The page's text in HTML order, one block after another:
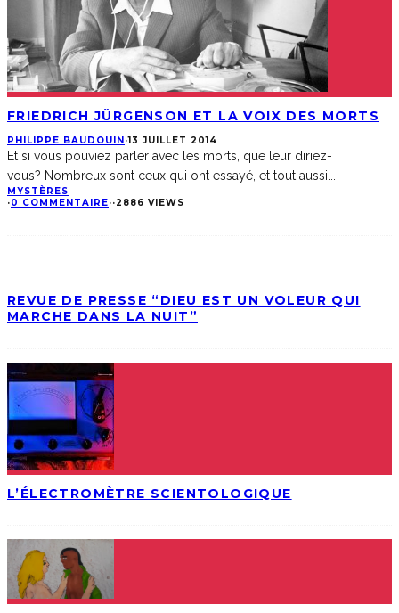
FRIEDRICH JÜRGENSON ET LA VOIX DES MORTS
PHILIPPE BAUDOUIN·13 JUILLET 2014
Et si vous pouviez parler avec les morts, que leur diriez-
vous? Nombreux sont ceux qui ont essayé, et tout aussi
MYSTÈRES
·0 COMMENTAIRE··2886 VIEWS
REVUE DE PRESSE “DIEU EST UN VOLEUR QUI
MARCHE DANS LA NUIT”
L’ÉLECTROMÈTRE SCIENTOLOGIQUE